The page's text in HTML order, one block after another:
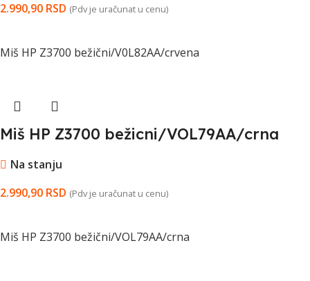
2.990,90 RSD (Pdv je uračunat u cenu)
Miš HP Z3700 bežični/V0L82AA/crvena
Miš HP Z3700 bežicni/VOL79AA/crna
Na stanju
2.990,90 RSD (Pdv je uračunat u cenu)
Miš HP Z3700 bežični/VOL79AA/crna